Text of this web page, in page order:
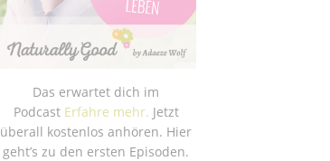
Das erwartet dich im
Podcast Erfahre mehr. Jetzt
überall kostenlos anhören. Hier
geht’s zu den ersten Episoden.